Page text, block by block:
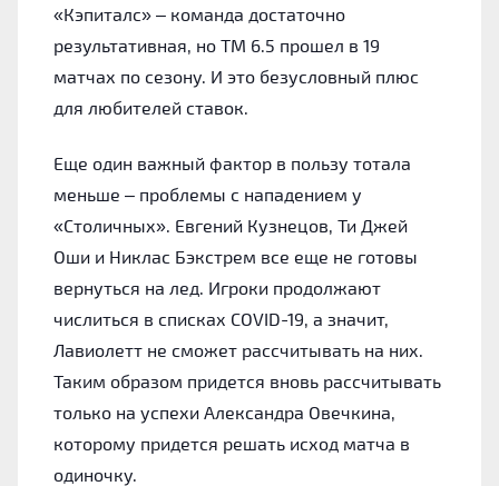
«Кэпиталс» – команда достаточно
результативная, но ТМ 6.5 прошел в 19
матчах по сезону. И это безусловный плюс
для любителей ставок.
Еще один важный фактор в пользу тотала
меньше – проблемы с нападением у
«Столичных». Евгений Кузнецов, Ти Джей
Оши и Никлас Бэкстрем все еще не готовы
вернуться на лед. Игроки продолжают
числиться в списках COVID-19, а значит,
Лавиолетт не сможет рассчитывать на них.
Таким образом придется вновь рассчитывать
только на успехи Александра Овечкина,
которому придется решать исход матча в
одиночку.